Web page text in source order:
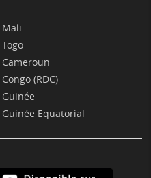
Mali
Togo
Cameroun
Congo (RDC)
Guinée
Guinée Equatorial